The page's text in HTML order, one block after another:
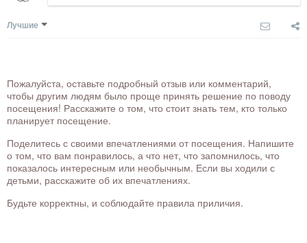
Лучшие
Пожалуйста, оставьте подробный отзыв или комментарий,
чтобы другим людям было проще принять решение по поводу
посещения! Расскажите о том, что стоит знать тем, кто только
планирует посещение.
Поделитесь с своими впечатлениями от посещения. Напишите
о том, что вам понравилось, а что нет, что запомнилось, что
показалось интересным или необычным. Если вы ходили с
детьми, расскажите об их впечатлениях.
Будьте корректны, и соблюдайте правила приличия.